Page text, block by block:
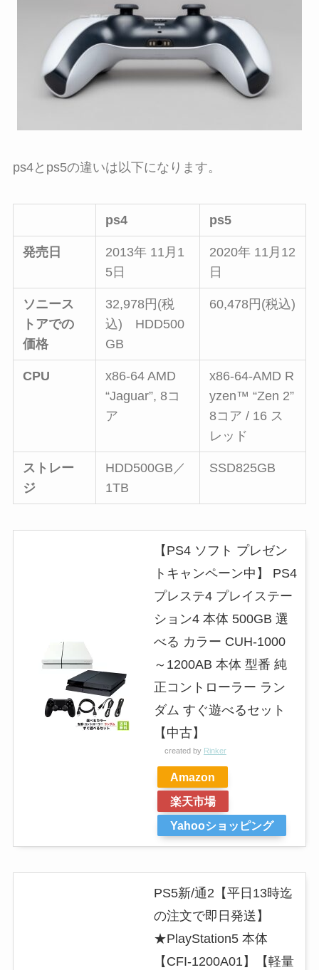
ps4とps5の違いは以下になります。
ps4 ps5
発売日
2013年 11月1
5日
2020年 11月12
日
ソニース
トアでの
価格
32,978円(税
込) HDD500
GB
60,478円(税込)
CPU
x86-64 AMD
“Jaguar”, 8コ
ア
x86-64-AMD R
yzen™ “Zen 2”
8コア / 16 ス
レッド
ストレー
ジ
HDD500GB／
1TB
SSD825GB
【PS4 ソフト プレゼン
トキャンペーン中】 PS4
プレステ4 プレイステー
ション4 本体 500GB 選
べる カラー CUH-1000
～1200AB 本体 型番 純
正コントローラー ラン
ダム すぐ遊べるセット
【中古】
created by Rinker
Amazon
楽天市場
Yahooショッピング
PS5新/通2【平日13時迄
の注文で即日発送】
★PlayStation5 本体
【CFI-1200A01】【軽量